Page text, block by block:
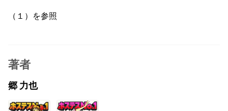
（１）を参照
著者
郷 力也